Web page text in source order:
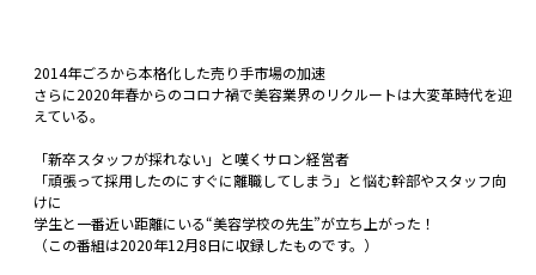
2014年ごろから本格化した売り手市場の加速
さらに2020年春からのコロナ禍で美容業界のリクルートは大変革時代を迎
えている。
「新卒スタッフが採れない」と嘆くサロン経営者
「頑張って採用したのにすぐに離職してしまう」と悩む幹部やスタッフ向
けに
学生と一番近い距離にいる“美容学校の先生”が立ち上がった！
（この番組は2020年12月8日に収録したものです。）